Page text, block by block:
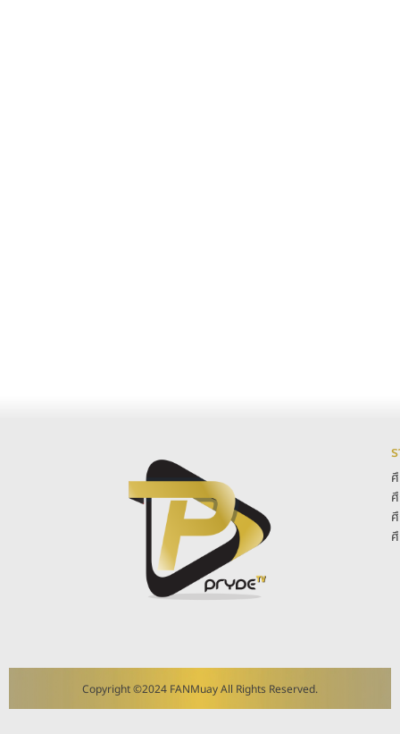
Copyright ©2024 FANMuay All Rights Reserved.